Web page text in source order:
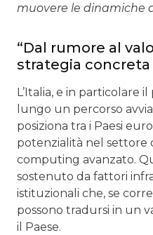
muovere le dinamiche
“Dal rumore al
strategia concreta
L’Italia, e in particolare
lungo un percorso
posiziona tra i Paesi
potenzialità nel settore
computing avanzato.
sostenuto da fattori
istituzionali che, se
possono tradursi in un
il Paese.